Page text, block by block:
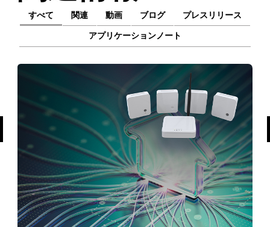
すべて 関連 動画 ブログ
プレスリリース
アプリケーションノート